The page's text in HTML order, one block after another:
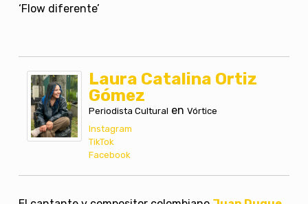
‘Flow diferente’
Laura Catalina Ortiz
Gómez
Periodista Cultural en Vórtice
Instagram
TikTok
Facebook